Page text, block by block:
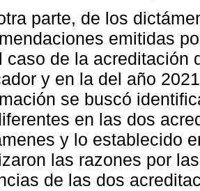
parte, de los
emitidas
caso de la acreditación
y en la del año
se buscó
en las dos
y lo establecido
las razones por
de las dos